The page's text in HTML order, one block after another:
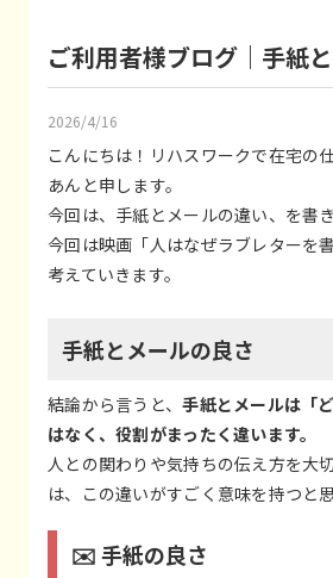
ご利用者様ブログ｜手紙
2026/4/16
こんにちは！リハスワークで在宅の
あんと申します。
今回は、手紙とメールの違い、を書
今回は映画「人はなぜラブレターを
考えていきます。
手紙とメールの良さ
結論から言うと、手紙とメールは「
はなく、役割がまったく違います。
人との関わりや気持ちの伝え方を大
は、この違いがすごく意味を持つと思
✉️ 手紙の良さ